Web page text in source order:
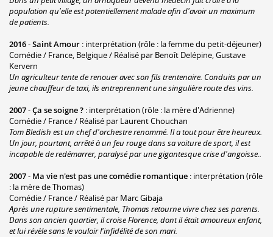
population qu'elle est potentiellement malade afin d'avoir un maximum
de patients.
2016-Saint Amour : interprétation (rôle : la femme du petit-déjeuner)
Comédie / France, Belgique / Réalisé par Benoît Delépine, Gustave
Kervern
Un agriculteur tente de renouer avec son fils trentenaire. Conduits par un
jeune chauffeur de taxi, ils entreprennent une singulière route des vins.
2007-Ça se soigne ? : interprétation (rôle : la mère d'Adrienne)
Comédie / France / Réalisé par Laurent Chouchan
Tom Bledish est un chef d'orchestre renommé. Il a tout pour être heureux.
Un jour, pourtant, arrêté à un feu rouge dans sa voiture de sport, il est
incapable de redémarrer, paralysé par une gigantesque crise d'angoisse..
2007- Ma vie n'est pas une comédie romantique : interprétation (rôle
: la mère de Thomas)
Comédie / France / Réalisé par Marc Gibaja
Après une rupture sentimentale, Thomas retourne vivre chez ses parents.
Dans son ancien quartier, il croise Florence, dont il était amoureux enfant,
et lui révèle sans le vouloir l'infidélité de son mari.